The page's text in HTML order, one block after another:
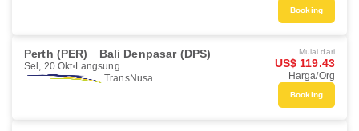
Booking
Perth (PER) Bali Denpasar (DPS)
Sel, 20 Okt Langsung
TransNusa
Mulai dari
US$ 119.43
Harga/Org
Booking